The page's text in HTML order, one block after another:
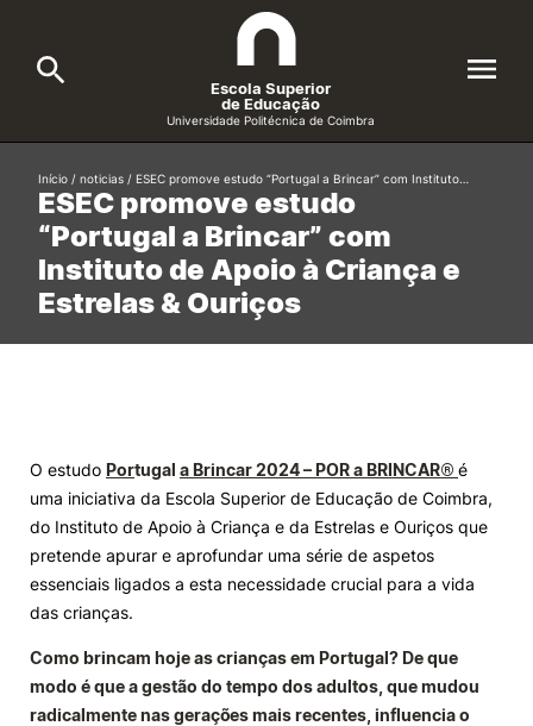
A ESEC
Cursos
Candidatos
Alunos
Knowledge Factory
Candidaturas
Escola Superior
de Educação
Universidade Politécnica de Coimbra
Search
Formative Offer General
ESEC promove estudo
“Portugal a Brincar” com
Instituto de Apoio à Criança e
Estrelas & Ouriços
Início / noticias / ESEC promove estudo “Portugal a Brincar” com Instituto…
O estudo Portugal a Brincar 2024 – POR a BRINCAR® é
uma iniciativa da Escola Superior de Educação de Coimbra,
do Instituto de Apoio à Criança e da Estrelas e Ouriços que
pretende apurar e aprofundar uma série de aspetos
essenciais ligados a esta necessidade crucial para a vida
das crianças.
Como brincam hoje as crianças em Portugal? De que
modo é que a gestão do tempo dos adultos, que mudou
radicalmente nas gerações mais recentes, influencia o